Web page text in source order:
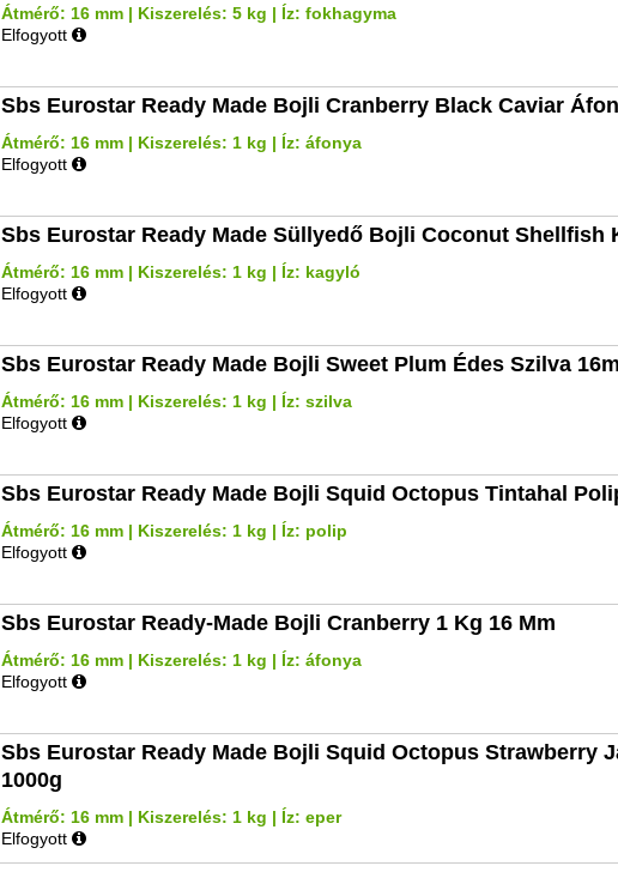
Átmérő: 16 mm | Kiszerelés: 5 kg | Íz: fokhagyma
Elfogyott
Sbs Eurostar Ready Made Bojli Cranberry Black Caviar
Átmérő: 16 mm | Kiszerelés: 1 kg | Íz: áfonya
Elfogyott
Sbs Eurostar Ready Made Süllyedő Bojli Coconut Shellfish
Átmérő: 16 mm | Kiszerelés: 1 kg | Íz: kagyló
Elfogyott
Sbs Eurostar Ready Made Bojli Sweet Plum Édes Szilva
Átmérő: 16 mm | Kiszerelés: 1 kg | Íz: szilva
Elfogyott
Sbs Eurostar Ready Made Bojli Squid Octopus Tintahal
Átmérő: 16 mm | Kiszerelés: 1 kg | Íz: polip
Elfogyott
Sbs Eurostar Ready-Made Bojli Cranberry 1 Kg 16 Mm
Átmérő: 16 mm | Kiszerelés: 1 kg | Íz: áfonya
Elfogyott
Sbs Eurostar Ready Made Bojli Squid Octopus Strawberry
1000g
Átmérő: 16 mm | Kiszerelés: 1 kg | Íz: eper
Elfogyott